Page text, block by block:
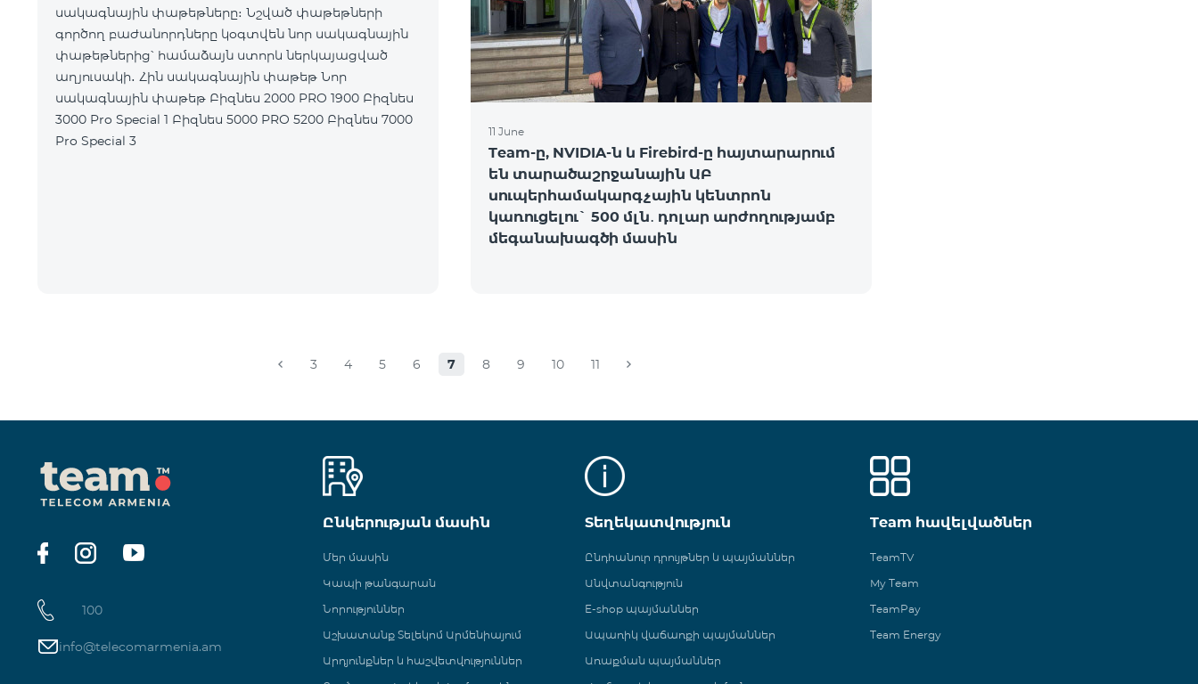
սակագնային փաթեթները։ Նշված փաթեթների
գործող բաժանորդները կօգտվեն նոր սակագնային
փաթեթներից՝ համաձայն ստորև ներկայացված
աղյուսակի․ Հին սակագնային փաթեթ Նոր
սակագնային փաթեթ Բիզնես 2000 PRO 1900 Բիզնես
3000 Pro Special 1 Բիզնես 5000 PRO 5200 Բիզնես 7000
Pro Special 3
11 June
Team-ը, NVIDIA-ն և Firebird-ը հայտարարում
են տարածաշրջանային ԱԲ
սուպերհամակարգչային կենտրոն
կառուցելու` 500 մլն․ դոլար արժողությամբ
մեգանախագծի մասին
3 4 5 6 7 8 9 10 11
100
info@telecomarmenia.am
Ընկերության մասին
Մեր մասին
Կապի թանգարան
Նորություններ
Աշխատանք Տելեկոմ Արմենիայում
Արդյունքներ և հաշվետվություններ
Տեղեկատվություն
Ընդհանուր դրույթներ և պայմաններ
Անվտանգություն
E-shop պայմաններ
Ապառիկ վաճառքի պայմաններ
Առաքման պայմաններ
Team հավելվածներ
TeamTV
My Team
TeamPay
Team Energy